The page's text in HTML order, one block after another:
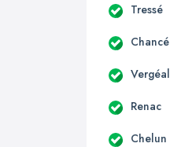
Tressé
Chancé
Vergéal
Renac
Chelun